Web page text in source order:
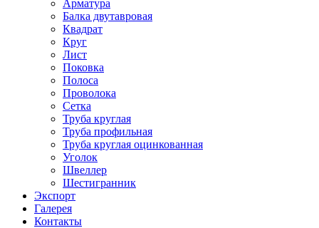
Арматура
Балка двутавровая
Квадрат
Круг
Лист
Поковка
Полоса
Проволока
Сетка
Труба круглая
Труба профильная
Труба круглая оцинкованная
Уголок
Швеллер
Шестигранник
Экспорт
Галерея
Контакты